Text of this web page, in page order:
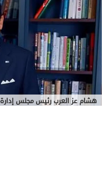
هشام عز العرب رئيس مجلس إدارة cib